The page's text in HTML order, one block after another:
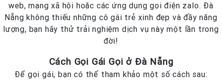
web, mạng xã hội hoặc các ứng dụng gọi điện zalo. Đà
Nẵng không thiếu những cô gái trẻ xinh đẹp và đầy năng
lượng, bạn hãy thử trải nghiệm dịch vụ này một lần trong
đời!
Cách Gọi Gái Gọi ở Đà Nẵng
Để gọi gái, bạn có thể tham khảo một số cách sau: